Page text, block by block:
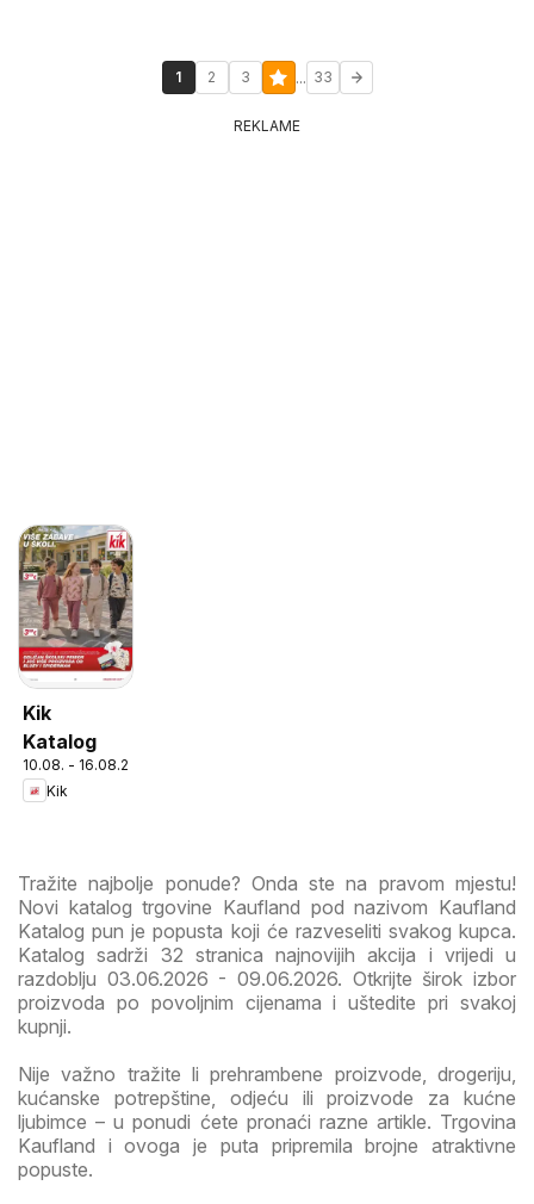
1 2 3 ... 33
REKLAME
Kik
Katalog
10.08. - 16.08.2026
Kik
Tražite najbolje ponude? Onda ste na pravom mjestu!
Novi katalog trgovine Kaufland pod nazivom Kaufland
Katalog pun je popusta koji će razveseliti svakog kupca.
Katalog sadrži 32 stranica najnovijih akcija i vrijedi u
razdoblju 03.06.2026 - 09.06.2026. Otkrijte širok izbor
proizvoda po povoljnim cijenama i uštedite pri svakoj
kupnji.
Nije važno tražite li prehrambene proizvode, drogeriju,
kućanske potrepštine, odjeću ili proizvode za kućne
ljubimce – u ponudi ćete pronaći razne artikle. Trgovina
Kaufland i ovoga je puta pripremila brojne atraktivne
popuste.